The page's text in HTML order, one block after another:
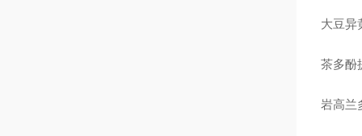
大豆异
茶多酚
岩高兰